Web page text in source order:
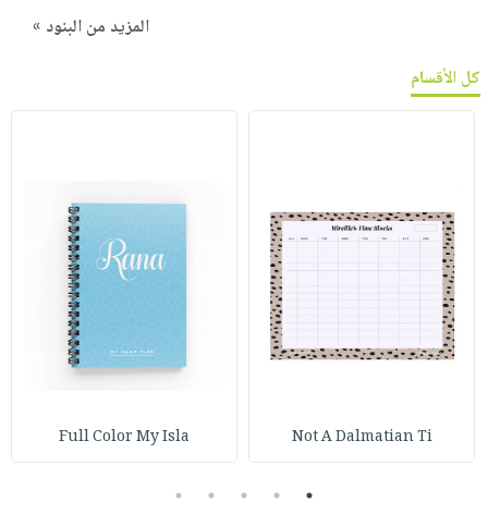
المزيد من البنود »
كل الأقسام
Not A Dalmatian Ti
Full Color My Isla
1
2
3
4
5